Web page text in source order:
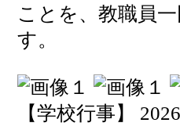
ことを、教職員
す。
【学校行事】